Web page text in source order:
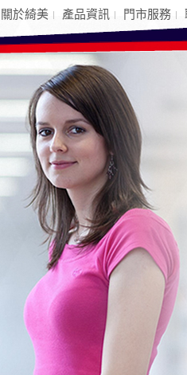
關於綺美 產品資訊 門市服務